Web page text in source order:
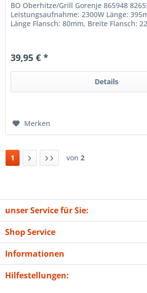
BO Oberhitze/Grill Gorenje 865948
Leistungsaufnahme: 2300W Länge:
Länge Flansch: 80mm, Breite Flansch:
39,95 € *
Details
Merken
1 von 2
unser Service für Sie:
Shop Service
Informationen
Hilfestellungen: